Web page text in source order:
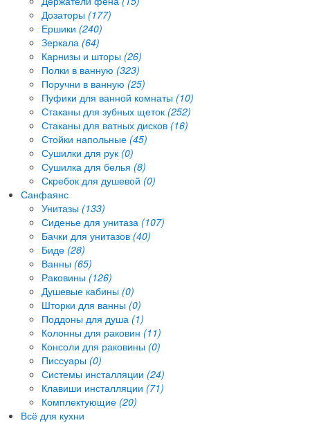
Дозаторы (177)
Ершики (240)
Зеркала (64)
Карнизы и шторы (26)
Полки в ванную (323)
Поручни в ванную (25)
Пуфики для ванной комнаты (10)
Стаканы для зубных щеток (252)
Стаканы для ватных дисков (16)
Стойки напольные (45)
Сушилки для рук (0)
Сушилка для белья (8)
Скребок для душевой (0)
Санфаянс
Унитазы (133)
Сиденье для унитаза (107)
Бачки для унитазов (40)
Биде (28)
Ванны (65)
Раковины (126)
Душевые кабины (0)
Шторки для ванны (0)
Поддоны для душа (1)
Колонны для раковин (11)
Консоли для раковины (0)
Писсуары (0)
Системы инсталляции (24)
Клавиши инсталляции (71)
Комплектующие (20)
Всё для кухни